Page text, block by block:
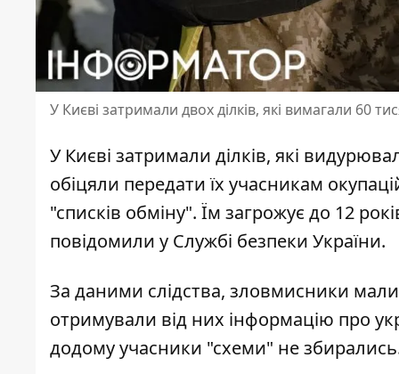
У Києві затримали двох ділків, які вимагали 60
У Києві затримали ділків, які
обіцяли передати їх учасникам
"списків обміну". Їм загрожує до 12
повідомили у Службі безпеки України.
За даними слідства, зловмисники
отримували від них інформацію про
додому учасники "схеми" не